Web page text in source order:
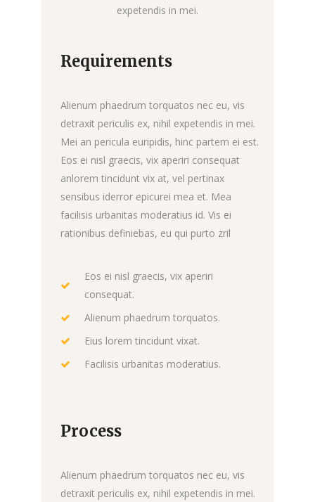
expetendis in mei.
Requirements
Alienum phaedrum torquatos nec eu, vis
detraxit periculis ex, nihil expetendis in mei.
Mei an pericula euripidis, hinc partem ei est.
Eos ei nisl graecis, vix aperiri consequat
anlorem tincidunt vix at, vel pertinax
sensibus iderror epicurei mea et. Mea
facilisis urbanitas moderatius id. Vis ei
rationibus definiebas, eu qui purto zril
Eos ei nisl graecis, vix aperiri
consequat.
Alienum phaedrum torquatos.
Eius lorem tincidunt vixat.
Facilisis urbanitas moderatius.
Process
Alienum phaedrum torquatos nec eu, vis
detraxit periculis ex, nihil expetendis in mei.